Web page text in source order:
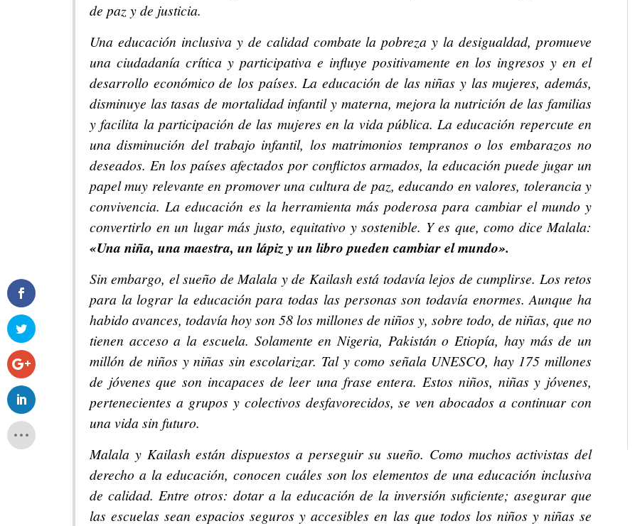
de paz y de justicia.
Una educación inclusiva y de calidad combate la pobreza y la desigualdad, promueve
una ciudadanía crítica y participativa e influye positivamente en los ingresos y en el
desarrollo económico de los países. La educación de las niñas y las mujeres, además,
disminuye las tasas de mortalidad infantil y materna, mejora la nutrición de las familias
y facilita la participación de las mujeres en la vida pública. La educación repercute en
una disminución del trabajo infantil, los matrimonios tempranos o los embarazos no
deseados. En los países afectados por conflictos armados, la educación puede jugar un
papel muy relevante en promover una cultura de paz, educando en valores, tolerancia y
convivencia. La educación es la herramienta más poderosa para cambiar el mundo y
convertirlo en un lugar más justo, equitativo y sostenible. Y es que, como dice Malala:
«Una niña, una maestra, un lápiz y un libro pueden cambiar el mundo».
Sin embargo, el sueño de Malala y de Kailash está todavía lejos de cumplirse. Los retos
para la lograr la educación para todas las personas son todavía enormes. Aunque ha
habido avances, todavía hoy son 58 los millones de niños y, sobre todo, de niñas, que no
tienen acceso a la escuela. Solamente en Nigeria, Pakistán o Etiopía, hay más de un
millón de niños y niñas sin escolarizar. Tal y como señala UNESCO, hay 175 millones
de jóvenes que son incapaces de leer una frase entera. Estos niños, niñas y jóvenes,
pertenecientes a grupos y colectivos desfavorecidos, se ven abocados a continuar con
una vida sin futuro.
Malala y Kailash están dispuestos a perseguir su sueño. Como muchos activistas del
derecho a la educación, conocen cuáles son los elementos de una educación inclusiva
de calidad. Entre otros: dotar a la educación de la inversión suficiente; asegurar que
las escuelas sean espacios seguros y accesibles en las que todos los niños y niñas se